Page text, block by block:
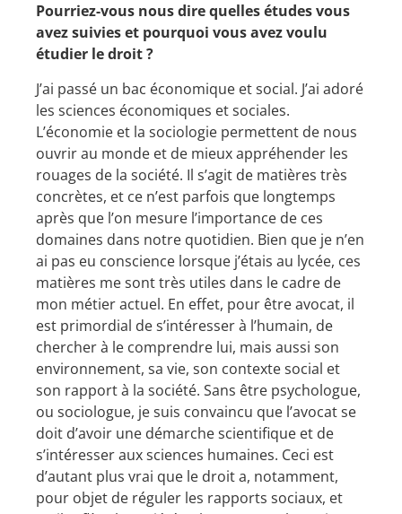
Pourriez-vous nous dire quelles études vous
avez suivies et pourquoi vous avez voulu
étudier le droit ?
J’ai passé un bac économique et social. J’ai adoré
les sciences économiques et sociales.
L’économie et la sociologie permettent de nous
ouvrir au monde et de mieux appréhender les
rouages de la société. Il s’agit de matières très
concrètes, et ce n’est parfois que longtemps
après que l’on mesure l’importance de ces
domaines dans notre quotidien. Bien que je n’en
ai pas eu conscience lorsque j’étais au lycée, ces
matières me sont très utiles dans le cadre de
mon métier actuel. En effet, pour être avocat, il
est primordial de s’intéresser à l’humain, de
chercher à le comprendre lui, mais aussi son
environnement, sa vie, son contexte social et
son rapport à la société. Sans être psychologue,
ou sociologue, je suis convaincu que l’avocat se
doit d’avoir une démarche scientifique et de
s’intéresser aux sciences humaines. Ceci est
d’autant plus vrai que le droit a, notamment,
pour objet de réguler les rapports sociaux, et